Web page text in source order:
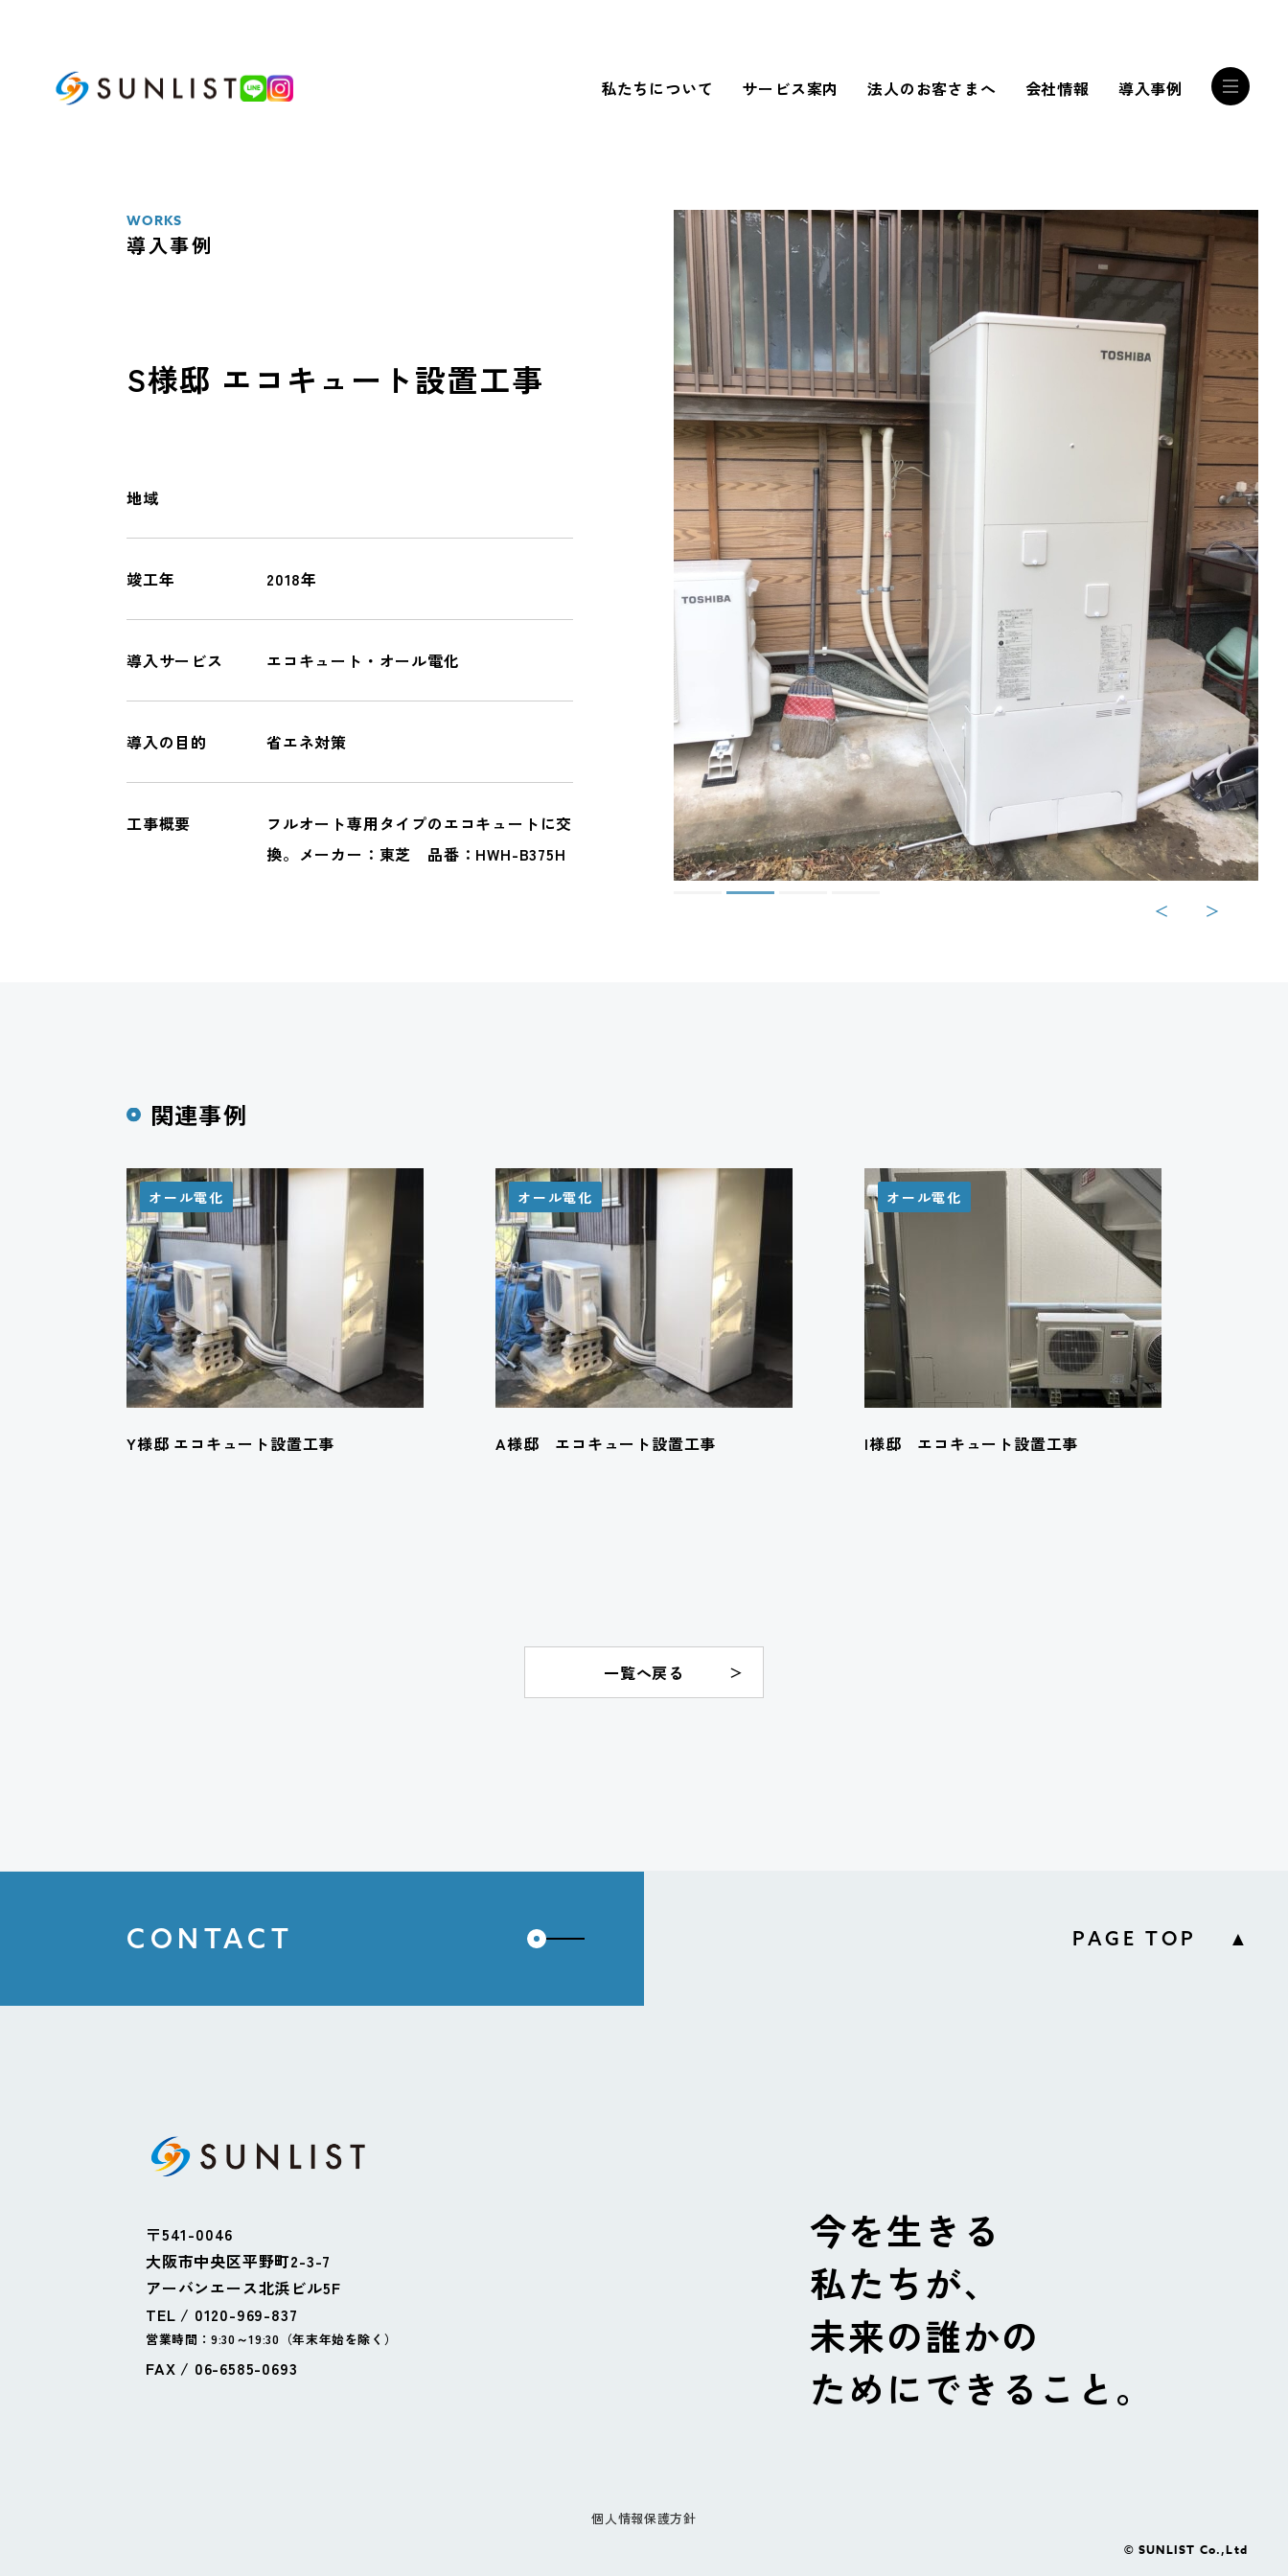
私たちについて サービス案内 法人のお客さまへ 会社情報 導入事例
蓄電池システム
COMPANY
FOR BUSINESS
our SDGs
誰かを幸せにする
サンリストの技術
RECRUIT INTERVIEW
私たちは
こんな会社です!
Sun List RECRUITMENT
WORKS
導入事例
S様邸 エコキュート設置工事
＜ ＞
地域
竣工年 2018年
導入サービス エコキュート・オール電化
導入の目的 省エネ対策
工事概要
フルオート専用タイプのエコキュートに交
換。メーカー：東芝 品番：HWH-B375H
関連事例
オール電化
Y様邸 エコキュート設置工事
オール電化
A様邸 エコキュート設置工事
オール電化
I様邸 エコキュート設置工事
一覧へ戻る
CONTACT PAGE TOP ▲
〒541-0046
大阪市中央区平野町2-3-7
アーバンエース北浜ビル5F
TEL / 0120-969-837
営業時間：9:30～19:30（年末年始を除く）
FAX / 06-6585-0693
今を生きる
私たちが、
未来の誰かの
ためにできること。
個人情報保護方針
© SUNLIST Co.,Ltd